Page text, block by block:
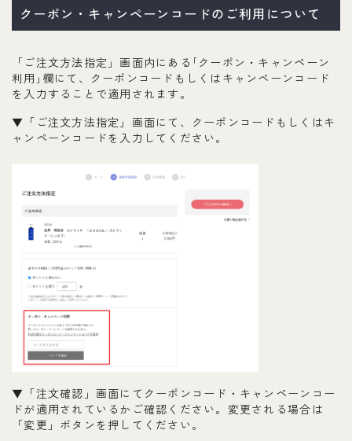
クーポン・キャンペーンコードのご利用について
「ご注文方法指定」画面内にある｢クーポン・キャンペーン
利用｣欄にて、クーポンコードもしくはキャンペーンコード
を入力することで適用されます。
▼「ご注文方法指定」画面にて、クーポンコードもしくはキ
ャンペーンコードを入力してください。
▼「注文確認」画面にてクーポンコード・キャンペーンコー
ドが適用されているかご確認ください。変更される場合は
「変更」ボタンを押してください。